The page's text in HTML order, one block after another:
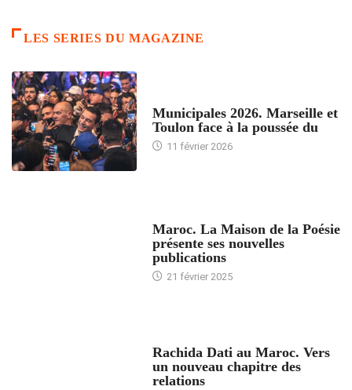
LES SERIES DU MAGAZINE
Municipales 2026. Marseille et
Toulon face à la poussée du
11 février 2026
Maroc. La Maison de la Poésie
présente ses nouvelles
publications
21 février 2025
Rachida Dati au Maroc. Vers
un nouveau chapitre des
relations